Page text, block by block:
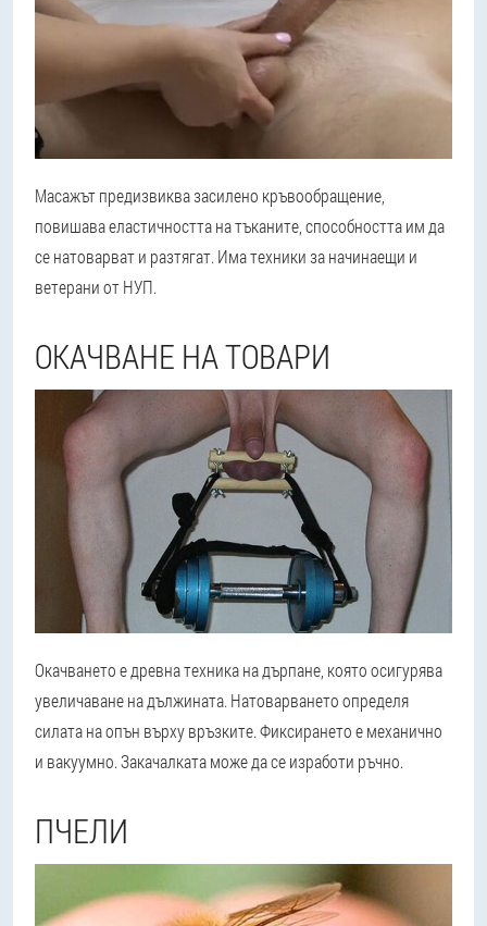
Масажът предизвиква засилено кръвообращение,
повишава еластичността на тъканите, способността им да
се натоварват и разтягат. Има техники за начинаещи и
ветерани от НУП.
ОКАЧВАНЕ НА ТОВАРИ
Окачването е древна техника на дърпане, която осигурява
увеличаване на дължината. Натоварването определя
силата на опън върху връзките. Фиксирането е механично
и вакуумно. Закачалката може да се изработи ръчно.
ПЧЕЛИ